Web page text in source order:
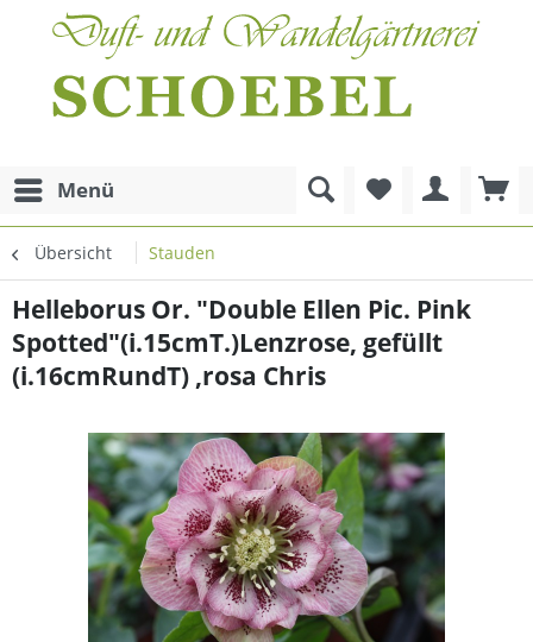
Menü
Übersicht Stauden
Helleborus Or. "Double Ellen Pic. Pink
Spotted"(i.15cmT.)Lenzrose, gefüllt
(i.16cmRundT) ,rosa Chris